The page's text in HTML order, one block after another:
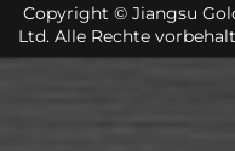
Copyright © Jiangsu
Ltd. Alle Rechte